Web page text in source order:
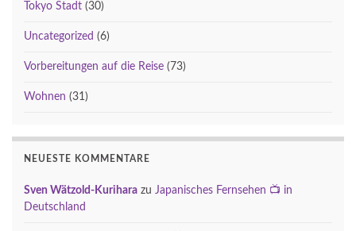
Tokyo Stadt (30)
Uncategorized (6)
Vorbereitungen auf die Reise (73)
Wohnen (31)
NEUESTE KOMMENTARE
Sven Wätzold-Kurihara zu Japanisches Fernsehen 📺 in
Deutschland